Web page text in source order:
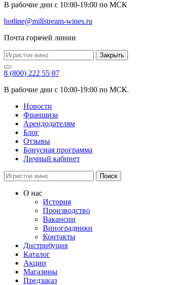
В рабочие дни с 10:00-19:00 по МСК
hotline@millstream-wines.ru
Почта горячей линии
Закрыть
8 (800) 222 55 07
В рабочие дни с 10:00-19:00 по МСК.
Новости
Франшиза
Арендодателям
Блог
Отзывы
Бонусная программа
Личный кабинет
Поиск
О нас
История
Производство
Вакансии
Виноградники
Контакты
Дистрибуция
Каталог
Акции
Магазины
Предзаказ